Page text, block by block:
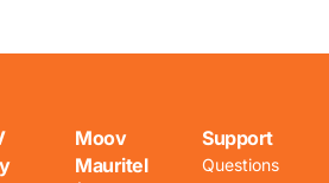
Moov
Mauritel
Support
Questions